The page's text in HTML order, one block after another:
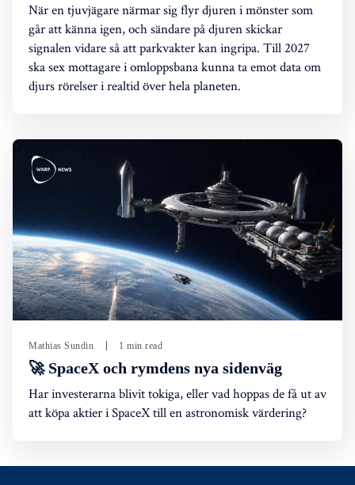
När en tjuvjägare närmar sig flyr djuren i mönster som
går att känna igen, och sändare på djuren skickar
signalen vidare så att parkvakter kan ingripa. Till 2027
ska sex mottagare i omloppsbana kunna ta emot data om
djurs rörelser i realtid över hela planeten.
Mathias Sundin 1 min read
🚀 SpaceX och rymdens nya sidenväg
Har investerarna blivit tokiga, eller vad hoppas de få ut av
att köpa aktier i SpaceX till en astronomisk värdering?